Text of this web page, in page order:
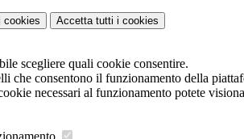
cookies Accetta tutti i cookies
scegliere quali cookie consentire.
che consentono il funzionamento della
necessari al funzionamento potete